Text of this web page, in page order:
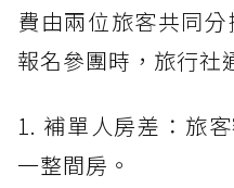
費由兩位旅客共同
報名參團時，旅行社
1. 補單人房差：旅
一整間房。